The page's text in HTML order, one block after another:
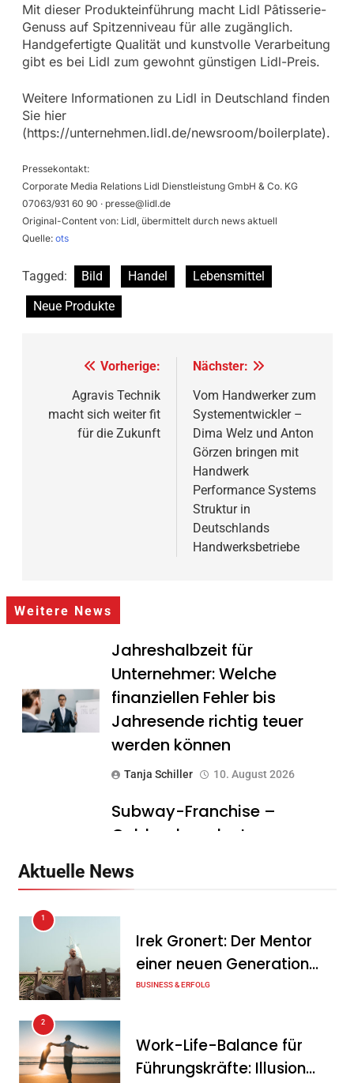
Mit dieser Produkteinführung macht Lidl Pâtisserie-
Genuss auf Spitzenniveau für alle zugänglich.
Handgefertigte Qualität und kunstvolle Verarbeitung
gibt es bei Lidl zum gewohnt günstigen Lidl-Preis.
Weitere Informationen zu Lidl in Deutschland finden
Sie hier
(https://unternehmen.lidl.de/newsroom/boilerplate).
Pressekontakt:
Corporate Media Relations Lidl Dienstleistung GmbH & Co. KG
07063/931 60 90 · presse@lidl.de
Original-Content von: Lidl, übermittelt durch news aktuell
Quelle: ots
Tagged: Bild Handel
Lebensmittel
Neue Produkte
Beitragsnavigation
Vorherige:
Agravis Technik
macht sich weiter fit
für die Zukunft
Nächster:
Vom Handwerker zum
Systementwickler –
Dima Welz und Anton
Görzen bringen mit
Handwerk
Performance Systems
Struktur in
Deutschlands
Handwerksbetriebe
Weitere News
Jahreshalbzeit für
Unternehmer: Welche
finanziellen Fehler bis
Jahresende richtig teuer
werden können
Tanja Schiller 10. August 2026
Subway-Franchise –
Goldgrube oder teurer
dem Einstieg wissen sollten
DeutschlandGPT führt
§203-konformen Modus für
Ärzte, Anwälte und
Steuerberater ein
Tanja Schiller 10. August 2026
Aktuelle News
1
Irek Gronert: Der Mentor
einer neuen Generation
von Unternehmern
BUSINESS & ERFOLG
2
Work-Life-Balance für
Führungskräfte: Illusion